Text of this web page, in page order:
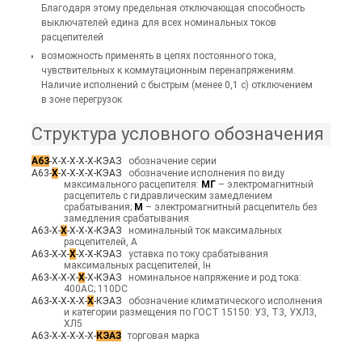
Благодаря этому предельная отключающая способность
выключателей едина для всех номинальных токов
расцепителей
возможность применять в цепях постоянного тока,
чувствительных к коммутационным перенапряжениям.
Наличие исполнений с быстрым (менее 0,1 с) отключением
в зоне перегрузок
Структура условного обозначения
А63-Х-Х-Х-Х-Х-КЭАЗ
обозначение серии
А63-Х-Х-Х-Х-Х-КЭАЗ
обозначение исполнения по виду
максимального расцепителя: МГ – электромагнитный
расцепитель с гидравлическим замедлением
срабатывания; М – электромагнитный расцепитель без
замедления срабатывания
А63-Х-Х-Х-Х-Х-КЭАЗ
номинальный ток максимальных
расцепителей, А
А63-Х-Х-Х-Х-Х-КЭАЗ
уставка по току срабатывания
максимальных расцепителей, Iн
А63-Х-Х-Х-Х-Х-КЭАЗ
номинальное напряжение и род тока:
400AC; 110DC
А63-Х-Х-Х-Х-Х-КЭАЗ
обозначение климатического исполнения
и категории размещения по ГОСТ 15150: У3, Т3, УХЛ3,
ХЛ5
А63-Х-Х-Х-Х-Х-КЭАЗ торговая марка